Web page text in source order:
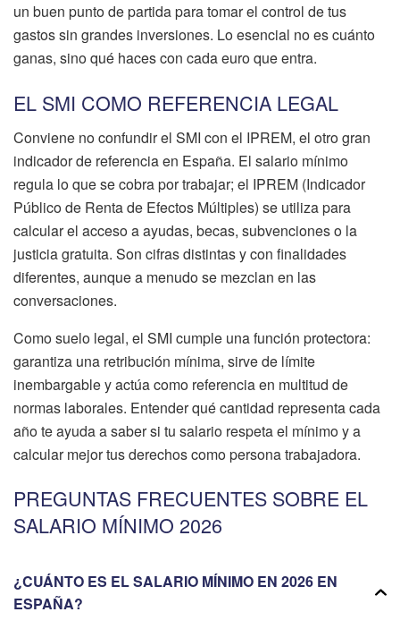
un buen punto de partida para tomar el control de tus
gastos sin grandes inversiones. Lo esencial no es cuánto
ganas, sino qué haces con cada euro que entra.
EL SMI COMO REFERENCIA LEGAL
Conviene no confundir el SMI con el IPREM, el otro gran
indicador de referencia en España. El salario mínimo
regula lo que se cobra por trabajar; el IPREM (Indicador
Público de Renta de Efectos Múltiples) se utiliza para
calcular el acceso a ayudas, becas, subvenciones o la
justicia gratuita. Son cifras distintas y con finalidades
diferentes, aunque a menudo se mezclan en las
conversaciones.
Como suelo legal, el SMI cumple una función protectora:
garantiza una retribución mínima, sirve de límite
inembargable y actúa como referencia en multitud de
normas laborales. Entender qué cantidad representa cada
año te ayuda a saber si tu salario respeta el mínimo y a
calcular mejor tus derechos como persona trabajadora.
PREGUNTAS FRECUENTES SOBRE EL
SALARIO MÍNIMO 2026
¿CUÁNTO ES EL SALARIO MÍNIMO EN 2026 EN
ESPAÑA?